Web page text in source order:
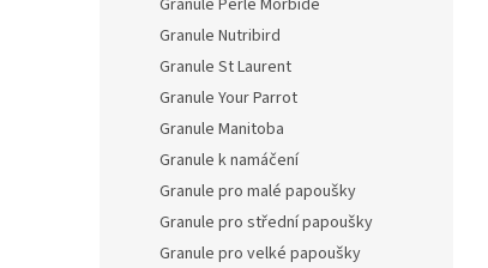
Granule Perle Morbide
Granule Nutribird
Granule St Laurent
Granule Your Parrot
Granule Manitoba
Granule k namáčení
Granule pro malé papoušky
Granule pro střední papoušky
Granule pro velké papoušky